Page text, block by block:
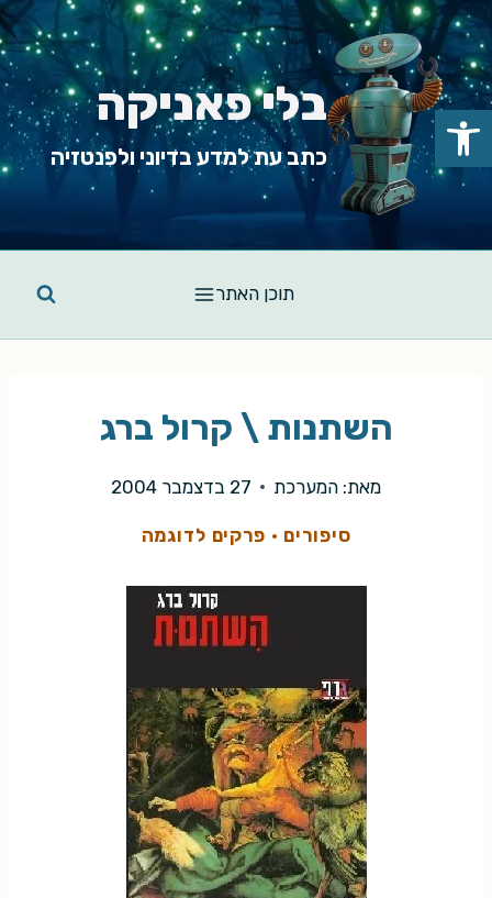
Skip
to
content
בלי פאניקה
כתב עת למדע בדיוני ולפנטזיה
תוכן האתר
השתנות \ קרול ברג
מאת: המערכת 27 בדצמבר 2004
סיפורים · פרקים לדוגמה
פתח סרגל נגישות